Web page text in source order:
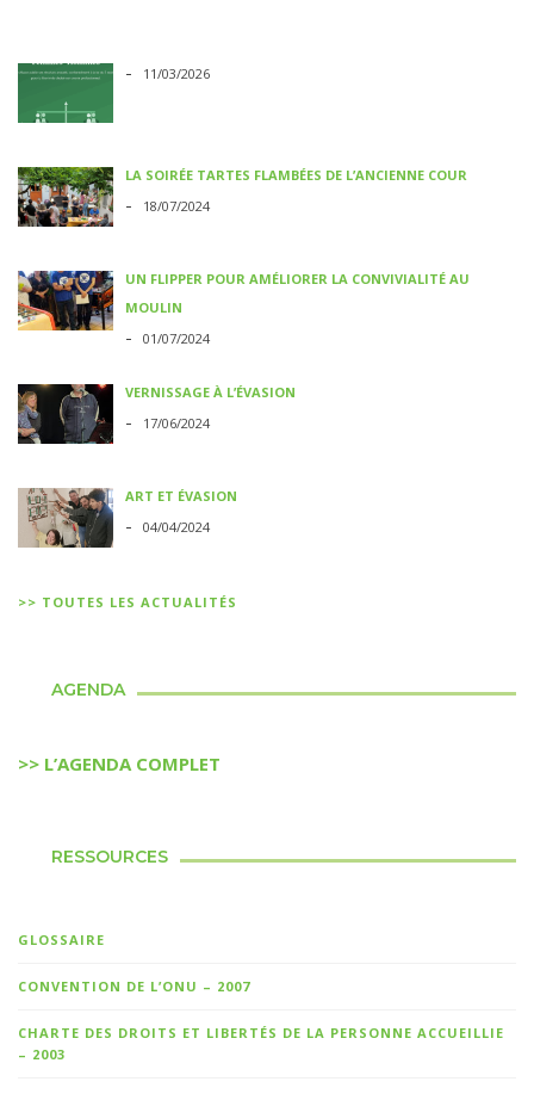
- 11/03/2026
LA SOIRÉE TARTES FLAMBÉES DE L’ANCIENNE COUR
- 18/07/2024
UN FLIPPER POUR AMÉLIORER LA CONVIVIALITÉ AU
MOULIN
- 01/07/2024
VERNISSAGE À L’ÉVASION
- 17/06/2024
ART ET ÉVASION
- 04/04/2024
>> TOUTES LES ACTUALITÉS
AGENDA
>> L’AGENDA COMPLET
RESSOURCES
GLOSSAIRE
CONVENTION DE L’ONU – 2007
CHARTE DES DROITS ET LIBERTÉS DE LA PERSONNE ACCUEILLIE
– 2003